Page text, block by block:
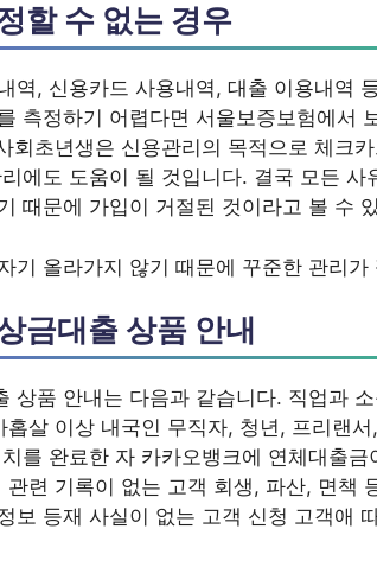
할 수 없는 경우
역, 신용카드 사용내역, 대출 이용내역
측정하기 어렵다면 서울보증보험에서
회초년생은 신용관리의 목적으로 체크
에도 도움이 될 것입니다. 결국 모든 사
때문에 가입이 거절된 것이라고 볼 수
기 올라가지 않기 때문에 꾸준한 관리가
금대출 상품 안내
상품 안내는 다음과 같습니다. 직업과
홉살 이상 내국인 무직자, 청년, 프리랜
를 완료한 자 카카오뱅크에 연체대출
관련 기록이 없는 고객 회생, 파산, 면책
보 등재 사실이 없는 고객 신청 고객애